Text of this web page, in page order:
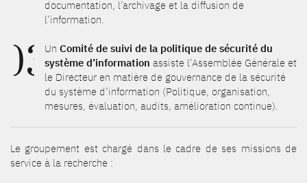
documentation, l’archivage et la diffusion de
l’information.
03Un Comité de suivi de la politique de sécurité du
système d’information assiste l’Assemblée Générale et
le Directeur en matière de gouvernance de la sécurité
du système d’information (Politique, organisation,
mesures, évaluation, audits, amélioration continue).
Le groupement est chargé dans le cadre de ses missions de
service à la recherche :